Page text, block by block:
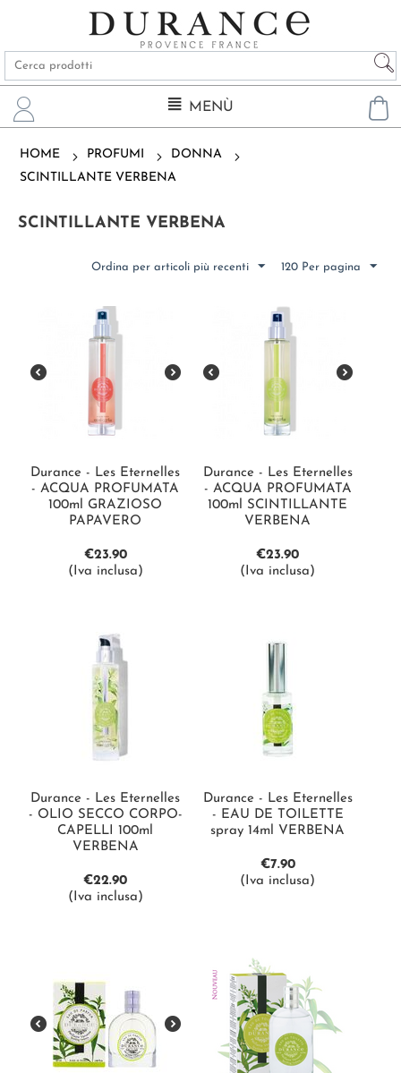
MENÙ
HOME PROFUMI
DONNA
SCINTILLANTE VERBENA
SCINTILLANTE VERBENA
Ordina per articoli più recenti 120 Per pagina
Durance - Les Eternelles
- ACQUA PROFUMATA
100ml GRAZIOSO
PAPAVERO
€23.90
(Iva inclusa)
Durance - Les Eternelles
- ACQUA PROFUMATA
100ml SCINTILLANTE
VERBENA
€23.90
(Iva inclusa)
Durance - Les Eternelles
- OLIO SECCO CORPO-
CAPELLI 100ml
VERBENA
€22.90
(Iva inclusa)
Durance - Les Eternelles
- EAU DE TOILETTE
spray 14ml VERBENA
€7.90
(Iva inclusa)